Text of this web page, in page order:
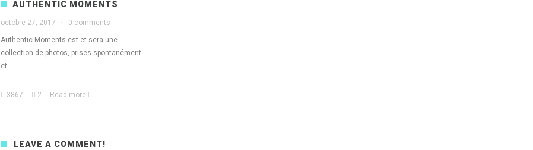
AUTHENTIC MOMENTS
octobre 27, 2017 · 0 comments
Authentic Moments est et sera une
collection de photos, prises spontanément
et
3867 2 Read more
LEAVE A COMMENT!